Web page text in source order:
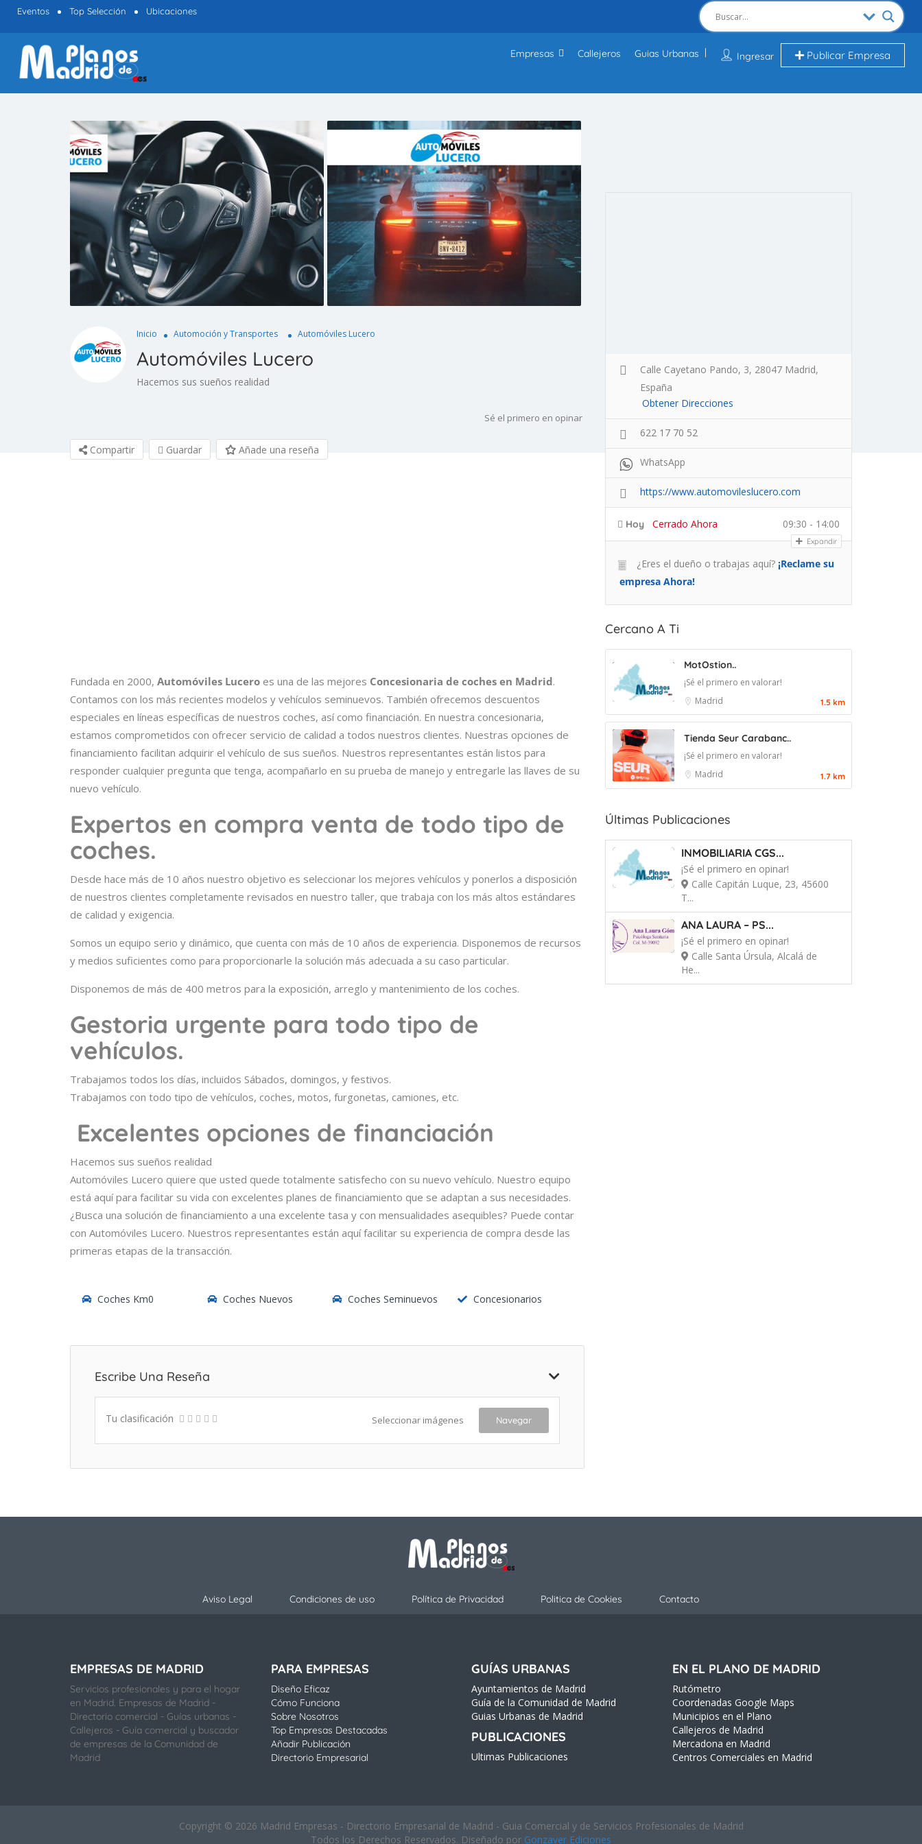
Eventos Top Selección Ubicaciones
Ingresar Publicar Empresa
Empresas Callejeros Guias Urbanas
Inicio Automoción y Transportes Automóviles Lucero
Automóviles Lucero
Hacemos sus sueños realidad
Sé el primero en opinar
Compartir Guardar Añade una reseña
Fundada en 2000, Automóviles Lucero es una de las mejores Concesionaria de coches en Madrid.
Contamos con los más recientes modelos y vehículos seminuevos. También ofrecemos descuentos
especiales en líneas específicas de nuestros coches, así como financiación. En nuestra concesionaria,
estamos comprometidos con ofrecer servicio de calidad a todos nuestros clientes. Nuestras opciones de
financiamiento facilitan adquirir el vehículo de sus sueños. Nuestros representantes están listos para
responder cualquier pregunta que tenga, acompañarlo en su prueba de manejo y entregarle las llaves de su
nuevo vehículo.
Expertos en compra venta de todo tipo de
coches.
Desde hace más de 10 años nuestro objetivo es seleccionar los mejores vehículos y ponerlos a disposición
de nuestros clientes completamente revisados en nuestro taller, que trabaja con los más altos estándares
de calidad y exigencia.
Somos un equipo serio y dinámico, que cuenta con más de 10 años de experiencia. Disponemos de recursos
y medios suficientes como para proporcionarle la solución más adecuada a su caso particular.
Disponemos de más de 400 metros para la exposición, arreglo y mantenimiento de los coches.
Gestoria urgente para todo tipo de
vehículos.
Trabajamos todos los días, incluidos Sábados, domingos, y festivos.
Trabajamos con todo tipo de vehículos, coches, motos, furgonetas, camiones, etc.
Excelentes opciones de financiación
Hacemos sus sueños realidad
Automóviles Lucero quiere que usted quede totalmente satisfecho con su nuevo vehículo. Nuestro equipo
está aquí para facilitar su vida con excelentes planes de financiamiento que se adaptan a sus necesidades.
¿Busca una solución de financiamiento a una excelente tasa y con mensualidades asequibles? Puede contar
con Automóviles Lucero. Nuestros representantes están aquí facilitar su experiencia de compra desde las
primeras etapas de la transacción.
Coches Km0 Coches Nuevos Coches Seminuevos Concesionarios
Escribe Una Reseña
Tu clasificación Seleccionar imágenes Navegar
Calle Cayetano Pando, 3, 28047 Madrid,
España
Obtener Direcciones
622 17 70 52
WhatsApp
https://www.automovileslucero.com
Hoy Cerrado Ahora 09:30 - 14:00
Expandir
¿Eres el dueño o trabajas aquí? ¡Reclame su
empresa Ahora!
Cercano A Ti
MotOstion..
¡Sé el primero en valorar!
Madrid
1.5 km
Tienda Seur Carabanc..
¡Sé el primero en valorar!
Madrid
1.7 km
Últimas Publicaciones
INMOBILIARIA CGS...
¡Sé el primero en opinar!
Calle Capitán Luque, 23, 45600
T...
ANA LAURA – PS...
¡Sé el primero en opinar!
Calle Santa Úrsula, Alcalá de
He...
Aviso Legal Condiciones de uso Política de Privacidad Politica de Cookies Contacto
EMPRESAS DE MADRID
Servicios profesionales y para el hogar
en Madrid. Empresas de Madrid -
Directorio comercial - Guías urbanas -
Callejeros - Guía comercial y buscador
de empresas de la Comunidad de
Madrid
PARA EMPRESAS
Diseño Eficaz
Cómo Funciona
Sobre Nosotros
Top Empresas Destacadas
Añadir Publicación
Directorio Empresarial
GUÍAS URBANAS
Ayuntamientos de Madrid
Guía de la Comunidad de Madrid
Guias Urbanas de Madrid
PUBLICACIONES
Ultimas Publicaciones
EN EL PLANO DE MADRID
Rutómetro
Coordenadas Google Maps
Municipios en el Plano
Callejeros de Madrid
Mercadona en Madrid
Centros Comerciales en Madrid
Copyright © 2026 Madrid Empresas - Directorio Empresarial de Madrid - Guia Comercial y de Servicios Profesionales de Madrid
Todos los Derechos Reservados. Diseñado por Gonzaver Ediciones